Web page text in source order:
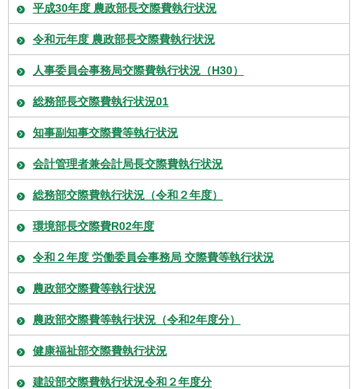
平成30年度 農政部長交際費執行状況
令和元年度 農政部長交際費執行状況
人事委員会事務局交際費執行状況（H30）
総務部長交際費執行状況01
知事副知事交際費等執行状況
会計管理者兼会計局長交際費執行状況
総務部交際費執行状況（令和２年度）
環境部長交際費R02年度
令和２年度 労働委員会事務局 交際費等執行状況
農政部交際費等執行状況
農政部交際費等執行状況（令和2年度分）
健康福祉部交際費執行状況
建設部交際費執行状況令和２年度分